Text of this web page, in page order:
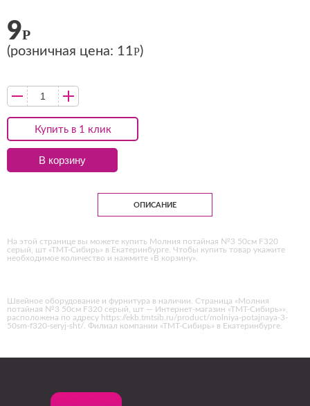
Купить в 1 клик
9Р
(розничная цена: 11Р)
В корзину
ОПИСАНИЕ
На этой странице вы можете купить Молния потайная №3 50см F320
серый, шт «ТМТ-Сибирь» в Екатеринбурге. Чтобы купить товар укажите
необходимое количество и нажмите «В корзину».
Швейное оборудование и фурнитура в наличии. Страница «Молния
потайная №3 50см F320 серый, шт — Интернет-магазин «ТМТ-Сибирь»»,
расположена по адресу https://ekb.tmtsib.ru/product/molniya-potajnaya-3-
50sm-f320-seryj-sht/. Филиал компании «ТМТ-Сибирь» в Екатеринбурге.